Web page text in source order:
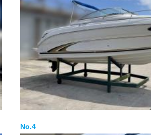
No.4